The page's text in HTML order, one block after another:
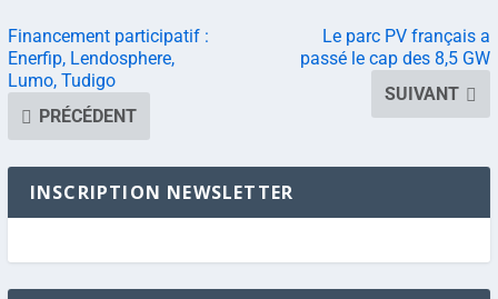
Financement participatif :
Enerfip, Lendosphere,
Lumo, Tudigo
PRÉCÉDENT
Le parc PV français a
passé le cap des 8,5 GW
SUIVANT
INSCRIPTION NEWSLETTER